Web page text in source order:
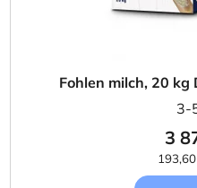
Fohlen milch, 20 kg
3-
3
Měrná
cena: